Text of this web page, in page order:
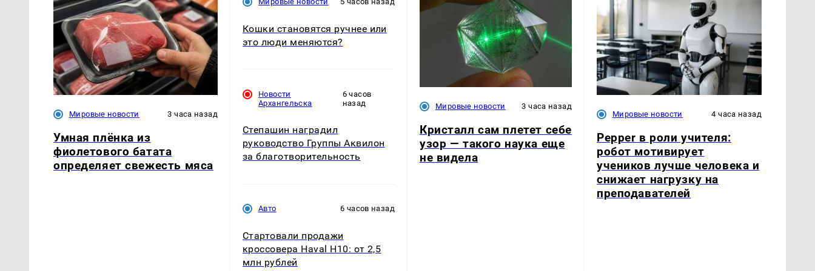
Мировые новости 3 часа назад
Умная плёнка из
фиолетового батата
определяет свежесть мяса
Кошки становятся ручнее или
это люди меняются?
Новости
Архангельска
6 часов
назад
Степашин наградил
руководство Группы Аквилон
за благотворительность
Авто 6 часов назад
Стартовали продажи
кроссовера Haval H10: от 2,5
млн рублей
Мировые новости 3 часа назад
Кристалл сам плетет себе
узор — такого наука еще
не видела
Мировые новости 4 часа назад
Pepper в роли учителя:
робот мотивирует
учеников лучше человека и
снижает нагрузку на
преподавателей